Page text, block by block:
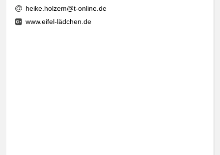
heike.holzem@t-online.de
www.eifel-lädchen.de